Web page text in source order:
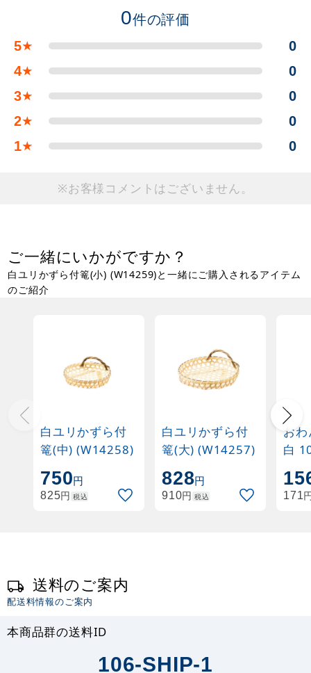
0件の評価
5★
0
4★
0
3★
0
2★
0
1★ 0
※お客様コメントはございません。
ご一緒にいかがですか？
白ユリかずら付篭(小) (W14259)と一緒にご購入されるアイテム
のご紹介
白ユリかずら付
篭(中) (W14258)
750円
825円 税込
白ユリかずら付
篭(大) (W14257)
828円
910円 税込
お
白
171
送料のご案内
配送料情報のご案内
本商品群の送料ID
106-SHIP-1